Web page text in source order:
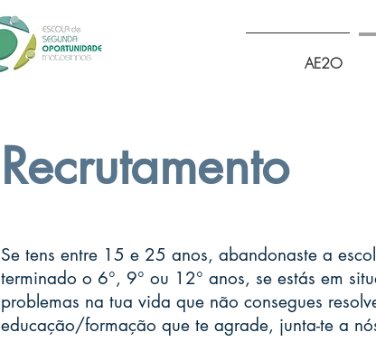
Recrutamento
Se tens entre 15 e 25 anos, abandonaste a
terminado o 6°, 9° ou 12° anos, se estás em
problemas na tua vida que não consegues
educação/formação que te agrade, junta-te a
AE2O